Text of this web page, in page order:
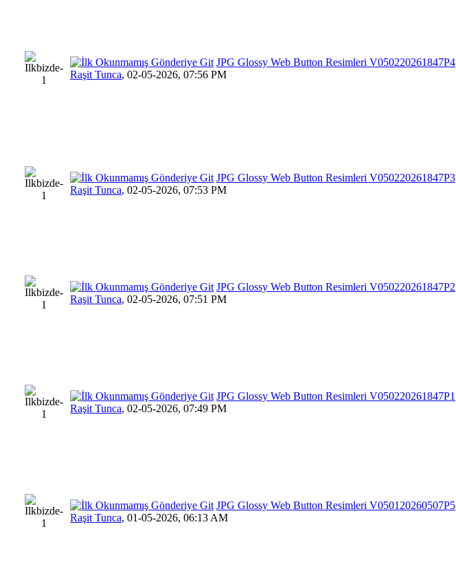
JPG Glossy Web Button Resimleri V050220261847P4
Raşit Tunca, 02-05-2026, 07:56 PM
JPG Glossy Web Button Resimleri V050220261847P3
Raşit Tunca, 02-05-2026, 07:53 PM
JPG Glossy Web Button Resimleri V050220261847P2
Raşit Tunca, 02-05-2026, 07:51 PM
JPG Glossy Web Button Resimleri V050220261847P1
Raşit Tunca, 02-05-2026, 07:49 PM
JPG Glossy Web Button Resimleri V050120260507P5
Raşit Tunca, 01-05-2026, 06:13 AM